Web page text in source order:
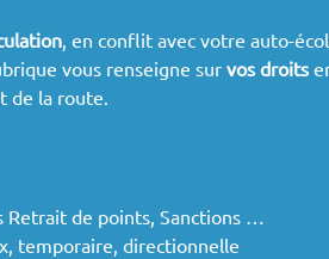
, en conflit avec votre auto-
vous renseigne sur vos droits
de la route.
de points, Sanctions …
temporaire, directionnelle